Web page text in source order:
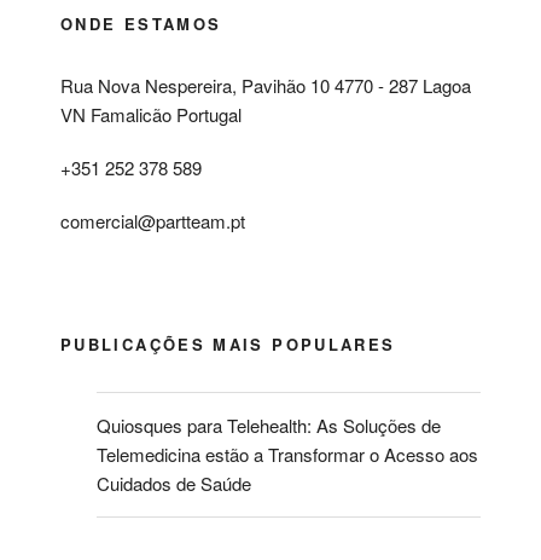
ONDE ESTAMOS
Rua Nova Nespereira, Pavihão 10 4770 - 287 Lagoa
VN Famalicão Portugal
+351 252 378 589
comercial@partteam.pt
PUBLICAÇÕES MAIS POPULARES
Quiosques para Telehealth: As Soluções de
Telemedicina estão a Transformar o Acesso aos
Cuidados de Saúde